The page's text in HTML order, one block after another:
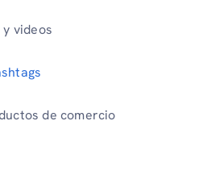
y videos
de comercio